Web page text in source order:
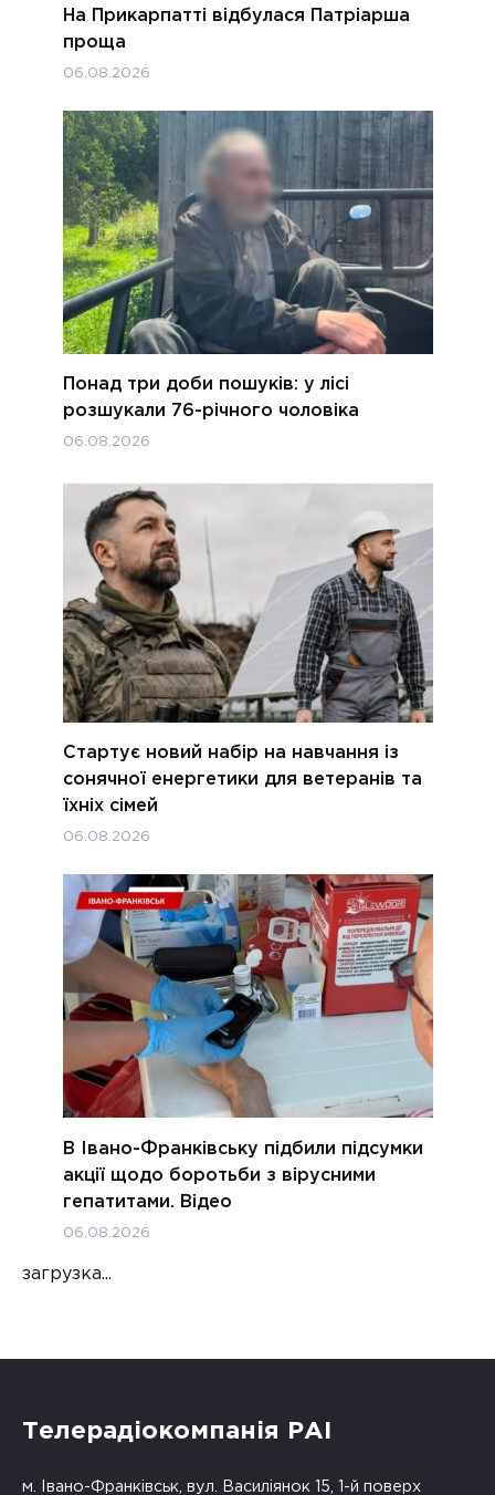
На Прикарпатті відбулася Патріарша
проща
06.08.2026
Понад три доби пошуків: у лісі
розшукали 76-річного чоловіка
06.08.2026
Стартує новий набір на навчання із
сонячної енергетики для ветеранів та
їхніх сімей
06.08.2026
В Івано-Франківську підбили підсумки
акції щодо боротьби з вірусними
гепатитами. Відео
06.08.2026
загрузка...
Телерадіокомпанія РАІ
м. Івано-Франківськ, вул. Василіянок 15, 1-й поверх